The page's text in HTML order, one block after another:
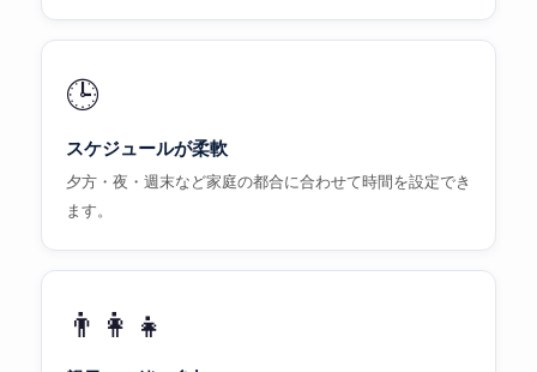
🕒
スケジュールが柔軟
夕方・夜・週末など家庭の都合に合わせて時間を設定でき
ます。
👨‍👩‍👧